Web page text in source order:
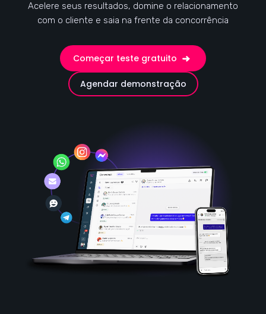
Acelere seus resultados, domine o relacionamento
com o cliente e saia na frente da concorrência
Começar teste gratuito
Agendar demonstração